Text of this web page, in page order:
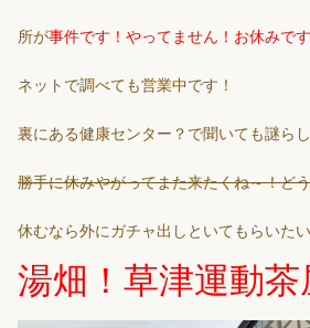
所が事件です！やってません！お休みです
ネットで調べても営業中です！
裏にある健康センター？で聞いても謎ら
勝手に休みやがってまた来たくね～！ど
休むなら外にガチャ出しといてもらいたい
湯畑！草津運動茶